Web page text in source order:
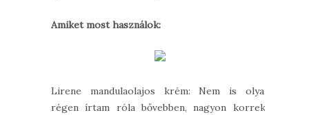
Amiket most használok:
Lirene mandulaolajos krém: Nem is olyan
régen írtam róla bővebben, nagyon korrekt